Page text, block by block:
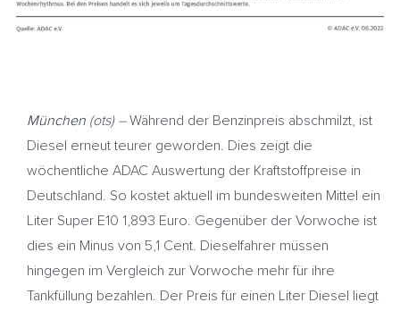
München(ots) –Während der Benzinpreis abschmilzt, ist
Diesel erneut teurer geworden. Dies zeigt die
wöchentliche ADAC Auswertung der Kraftstoffpreise in
Deutschland. So kostet aktuell im bundesweiten Mittel ein
Liter Super E10 1,893 Euro. Gegenüber der Vorwoche ist
dies ein Minus von 5,1 Cent. Dieselfahrer müssen
hingegen im Vergleich zur Vorwoche mehr für ihre
Tankfüllung bezahlen. Der Preis für einen Liter Diesel liegt